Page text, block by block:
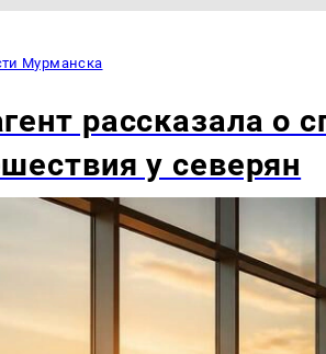
Мурманска
рассказала о
у северян